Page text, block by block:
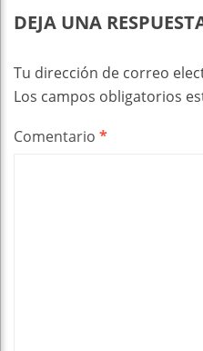
DEJA UNA
Tu dirección de correo
Los campos obligatorios
Comentario *